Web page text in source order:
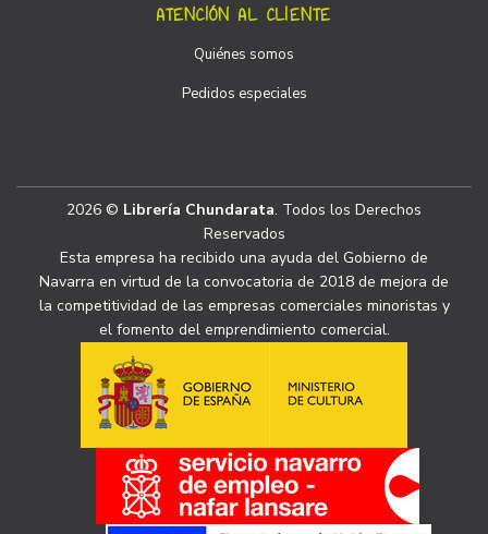
ATENCIÓN AL CLIENTE
Quiénes somos
Pedidos especiales
2026 © Librería Chundarata. Todos los Derechos
Reservados
Esta empresa ha recibido una ayuda del Gobierno de
Navarra en virtud de la convocatoria de 2018 de mejora de
la competitividad de las empresas comerciales minoristas y
el fomento del emprendimiento comercial.